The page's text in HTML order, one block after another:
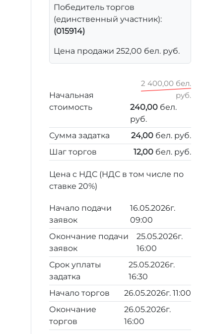
Победитель торгов
(единственный участник):
(015914)
Цена продажи 252,00 бел. руб.
Начальная
стоимость
2 400,00 бел.
руб.
240,00 бел.
руб.
Сумма задатка
24,00 бел. руб.
Шаг торгов
12,00 бел. руб.
Цена с НДС (НДС в том числе по
ставке 20%)
Начало подачи
заявок
16.05.2026г.
09:00
Окончание подачи
заявок
25.05.2026г.
16:00
Срок уплаты
задатка
25.05.2026г.
16:30
Начало торгов
26.05.2026г. 11:00
Окончание
торгов
26.05.2026г.
16:00